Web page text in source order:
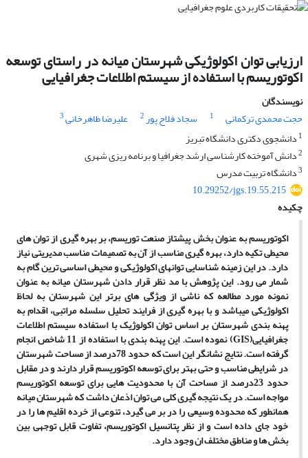
ارزیابی توان اکولوژیکی شهرستان میانه در راستای توسعه
اکوتوریسم با استفاده از سیستم اطلاعات جغرافیایی
نویسندگان
حجت محمدی ترکمانی
1 سجاد فلاح پور2 علیرضا طاهرخانی3
1 دانشجوی دکتری دانشگاه تبریز
2دانش آموخته کارشناسی ارشد جغرافیا و برنامه ریزی شهری
3دانشگاه تربیت مدرس
10.29252/jgs.19.55.215
چکیده
اکوتوریسم به عنوان بخش پیشتاز صنعت توریسم، بر بهره گیری از توان های
محیطی تکیه دارد، بهره گیری مناسب ازآنبه تصمیمات مناسب مدیریتی نیاز
دارد. در این زمینه شناسایی توان­های اکولوژیکی و محیطی اساسی ترین گام به
شمار می رود. این پژوهش با مد نظر قرار دادن شهرستان میانه به عنوان
نمونه مورد مطالعه که ناشی از ویژگی های برتر این شهرستان به لحاظ
اکولوژیکی می­باشد و با بهره گیری از فرایند تحلیل سلسله مراتبی، اقدام به
پهنه بندی شهرستان بر اساس توان اکولوژیک با استفاده سیستم اطلاعات
جغرافیایی(GIS) نموده است. این پهنه بندی با استفاده از 11 شاخص انجام
گرفته است. نتایج نشانگر این است که حدود 78درصد از مساحت شهرستان
در شرایطی مناسب و حتی بهتر برای توسعه اکوتوریسم قرار دارند و در مقابل
حدود 23درصد از مساحت آن با محدودیت هایی برای توسعه اکوتوریسم
مواجه است. در یک نتیجه گیری کلی می توان اذعان داشت که شهرستان میانه
همانطور که محدوده وسیعی را در بر می گیرد، تنوعی از خرده اقلیم ها را در
خود جای داده است و از نظر پتانسیل اکوتوریسم، تفاوت قابل توجهی بین
بخش ها و مناطق مختلف ان وجود دارد.